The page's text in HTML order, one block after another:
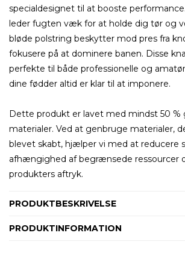
specialdesignet til at booste
leder fugten væk for at holde dig tør og
bløde polstring beskytter mod pres fra
fokusere på at dominere banen. Disse
perfekte til både professionelle og
dine fødder altid er klar til at imponere.
Dette produkt er lavet med mindst 50 %
materialer. Ved at genbruge materialer,
blevet skabt, hjælper vi med at reducere
afhængighed af begrænsede ressourcer
produkters aftryk.
PRODUKTBESKRIVELSE
PRODUKTINFORMATION